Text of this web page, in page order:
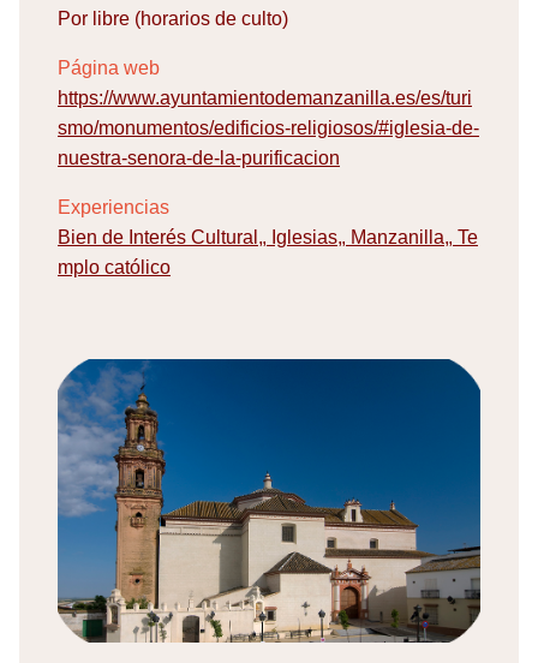
Por libre (horarios de culto)
Página web
https://www.ayuntamientodemanzanilla.es/es/turi
smo/monumentos/edificios-religiosos/#iglesia-de-
nuestra-senora-de-la-purificacion
Experiencias
Bien de Interés Cultural , Iglesias, Manzanilla, Te
mplo católico